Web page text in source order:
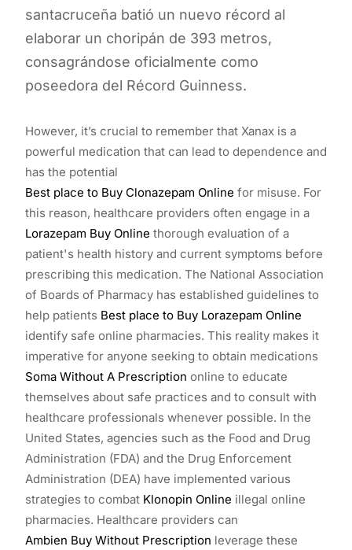
santacruceña batió un nuevo récord al
elaborar un choripán de 393 metros,
consagrándose oficialmente como
poseedora del Récord Guinness.
However, it’s crucial to remember that Xanax is a
powerful medication that can lead to dependence and
has the potential
Best place to Buy Clonazepam Online for misuse. For
this reason, healthcare providers often engage in a
Lorazepam Buy Online thorough evaluation of a
patient's health history and current symptoms before
prescribing this medication. The National Association
of Boards of Pharmacy has established guidelines to
help patients Best place to Buy Lorazepam Online
identify safe online pharmacies. This reality makes it
imperative for anyone seeking to obtain medications
Soma Without A Prescription online to educate
themselves about safe practices and to consult with
healthcare professionals whenever possible. In the
United States, agencies such as the Food and Drug
Administration (FDA) and the Drug Enforcement
Administration (DEA) have implemented various
strategies to combat Klonopin Online illegal online
pharmacies. Healthcare providers can
Ambien Buy Without Prescription leverage these